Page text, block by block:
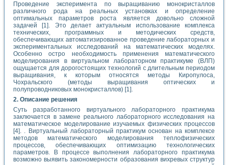
Проведение эксперимента по выращиванию монокристаллов
различного рода на реальных установках и определение
оптимальных параметров роста является довольно сложной
задачей [1]. Это делает актуальным использование комплекса
технических, программных и методических средств,
обеспечивающих автоматизированное проведение лабораторных и
экспериментальных исследований на математических моделях.
Особенно остро необходимость применения математического
моделирования в виртуальном лабораторном практикуме (ВЛП)
ощущается для дорогостоящих технологий с длительным периодом
выращивания, к которым относятся методы Киропулоса,
Чохральского (методы выращивания оптических и
полупроводниковых монокристаллов) [1].
2. Описание решения
Суть разработанного виртуального лабораторного практикума
заключается в замене реального лабораторного исследования на
математическое моделирование изучаемых физических процессов
[4]. . Виртуальный лабораторный практикум основан на комплексе
методов математического моделирования теплофизических
процессов, обеспечивающих оптимизацию технологических
параметров. В процессе выполнения лабораторного практикума
возможно выявить закономерности образования вихревых структур